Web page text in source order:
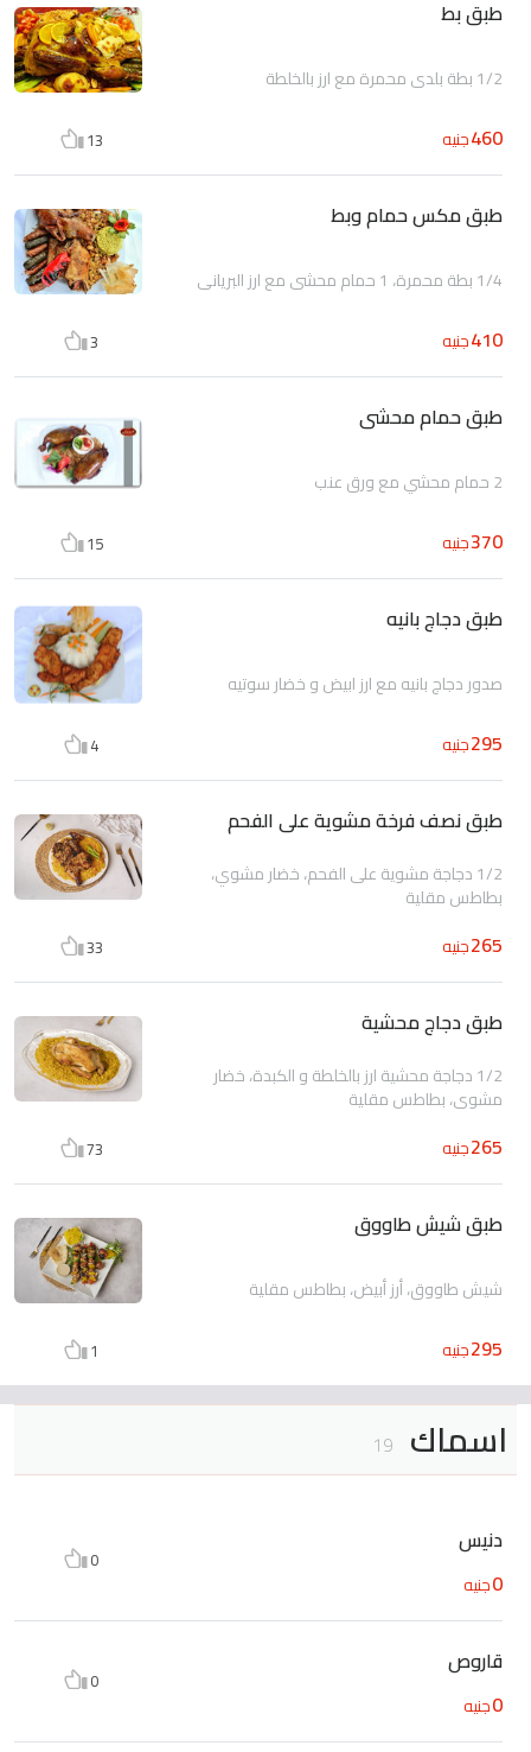
طبق بط
1/2 بطة بلدى محمرة مع ارز بالخلطة
460جنيه 13
طبق مكس حمام وبط
1/4 بطة محمرة، 1 حمام محشى مع ارز البريانى
410جنيه 3
طبق حمام محشى
2 حمام محشي مع ورق عنب
370جنيه 15
طبق دجاج بانيه
صدور دجاج بانيه مع ارز ابيض و خضار سوتيه
295جنيه 4
طبق نصف فرخة مشوية على الفحم
1/2 دجاجة مشوية على الفحم، خضار مشوي،
بطاطس مقلية
265جنيه 33
طبق دجاج محشية
1/2 دجاجة محشية ارز بالخلطة و الكبدة، خضار
مشوي، بطاطس مقلية
265جنيه 73
طبق شيش طاووق
شيش طاووق، أرز أبيض، بطاطس مقلية
295جنيه 1
اسماك 19
دنيس
0جنيه
0
قاروص
0جنيه
0